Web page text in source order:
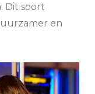
Dit soort
en